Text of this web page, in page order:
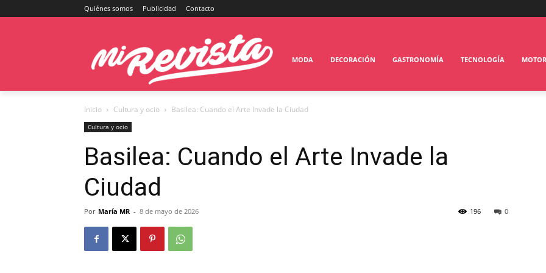
Quiénes somos Publicidad Contacto
MODA DECORACIÓN GASTRONOMÍA TECNOLOGÍA MOTOR
Inicio Cultura y ocio Basilea: Cuando el Arte Invade la Ciudad
Cultura y ocio
Basilea: Cuando el Arte Invade la
Ciudad
Por María MR - 8 de mayo de 2026 0
196